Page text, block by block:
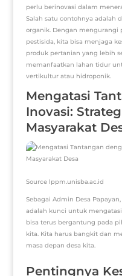
perlu berinovasi dalam
Salah satu contohnya adalah
organik. Dengan
pestisida, kita bisa menjaga
produk pertanian yang lebih
memanfaatkan lahan tidur
vertikultur atau hidroponik.
Mengatasi
Inovasi:
Masyarakat
Source lppm.unisba.ac.id
Sebagai Admin Desa
adalah kunci untuk
bisa terus bergantung pada
kita. Kita harus bangkit dan
masa depan desa kita.
Pentingnya